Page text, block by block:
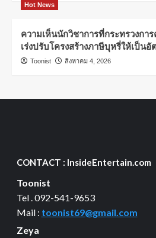
Hot News
ความเห็นนักวิชาการที่กระทรวงกา
เร่งปรับโครงสร้างภาษีบุหรี่ให้เป็นอั
Toonist สิงหาคม 4, 2026
CONTACT : InsideEntertain.com
Toonist
Tel . 092-541-9653
Mail : toonist69@gmail.com
Zeya